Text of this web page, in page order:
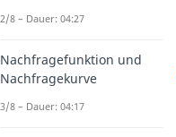
2/8 – Dauer: 04:27
Nachfragefunktion und
Nachfragekurve
3/8 – Dauer: 04:17